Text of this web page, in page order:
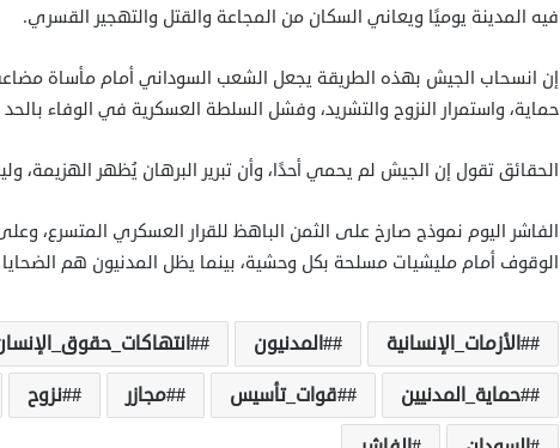
فيه المدينة يوميًا ويعاني السكان من المجاعة والقتل والتهجير القسري.
إن انسحاب الجيش بهذه الطريقة يجعل الشعب السوداني أمام مأساة
حماية، واستمرار النزوح والتشريد، وفشل السلطة العسكرية في الوفاء
الحقائق تقول إن الجيش لم يحمي أحدًا، وأن تبرير البرهان يُظهر الهزيمة،
الفاشر اليوم نموذج صارخ على الثمن الباهظ للقرار العسكري المتسرع،
الوقوف أمام مليشيات مسلحة بكل وحشية، بينما يظل المدنيون هم الضحايا
#الأزمات_الإنسانية #المدنيون
#حماية_المدنيين
#قوات_تأسيس #مجازر #نزوح